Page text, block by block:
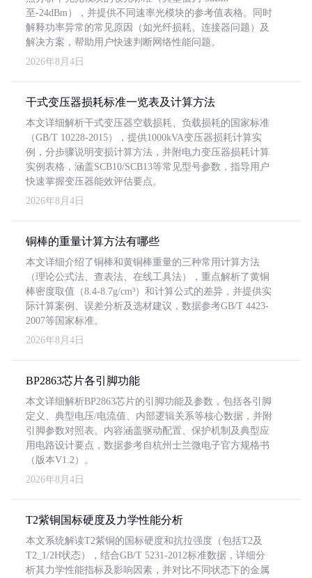
至-24dBm），并提供不同速率光模块的参考值表格。同时
解释功率异常的常见原因（如光纤损耗、连接器问题）及
解决方案，帮助用户快速判断网络性能问题。
2026年8月4日
干式变压器损耗标准一览表及计算方法
本文详细解析干式变压器空载损耗、负载损耗的国家标准
（GB/T 10228-2015），提供1000kVA变压器损耗计算实
例，分步骤说明变损计算方法，并附电力变压器损耗计算
实例表格，涵盖SCB10/SCB13等常见型号参数，指导用户
快速掌握变压器能效评估要点。
2026年8月4日
铜棒的重量计算方法有哪些
本文详细介绍了铜棒和黄铜棒重量的三种常用计算方法
（理论公式法、查表法、在线工具法），重点解析了黄铜
棒密度取值（8.4-8.7g/cm³）和计算公式的差异，并提供实
际计算案例、误差分析及选材建议，数据参考GB/T 4423-
2007等国家标准。
2026年8月4日
BP2863芯片各引脚功能
本文详细解析BP2863芯片的引脚功能及参数，包括各引脚
定义、典型电压/电流值、内部逻辑关系等核心数据，并附
引脚参数对照表。内容涵盖驱动配置、保护机制及典型应
用电路设计要点，数据参考自杭州士兰微电子官方规格书
（版本V1.2）。
2026年8月4日
T2紫铜国标硬度及力学性能分析
本文系统解读T2紫铜的国标硬度和抗拉强度（包括T2及
T2_1/2H状态），结合GB/T 5231-2012标准数据，详细分
析其力学性能指标及影响因素，并对比不同状态下的金属